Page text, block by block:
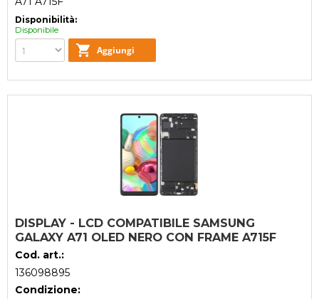
Disponibilità:
Disponibile
DISPLAY - LCD COMPATIBILE SAMSUNG
GALAXY A71 OLED NERO CON FRAME A715F
Cod. art.:
136098895
Condizione: